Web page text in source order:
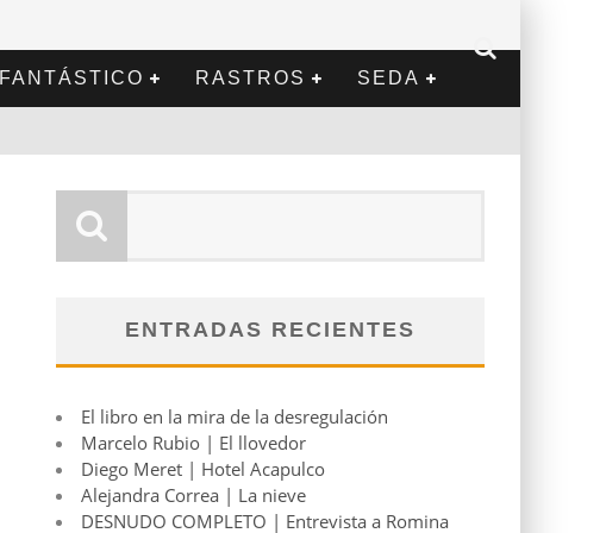
FANTÁSTICO RASTROS SEDA
ENTRADAS RECIENTES
El libro en la mira de la desregulación
Marcelo Rubio | El llovedor
Diego Meret | Hotel Acapulco
Alejandra Correa | La nieve
DESNUDO COMPLETO | Entrevista a Romina